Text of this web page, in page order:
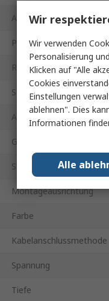
Anzahl der Kontakte
Produkt Typ
Rastermaß
Stromstärke
Anzahl der Reihen
Gehäusematerial
Steckverbinder Gender
Montageausrichtung
Farbe
Kabelanschlussmethode
Spannung
Tiefe
Wir
Wir verwenden
Personalisierung
Klicken auf "Alle
Cookies
Einstellungen
ablehnen". Dies
Informationen
Alle